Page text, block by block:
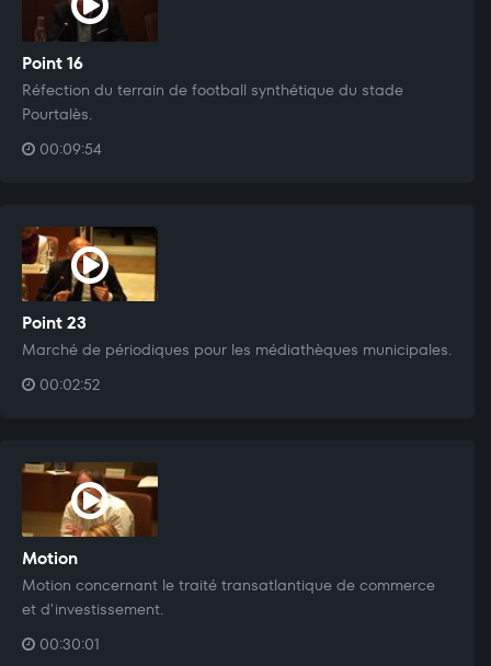
Point 16
Réfection du terrain de football synthétique du stade
Pourtalès.
00:09:54
Point 23
Marché de périodiques pour les médiathèques municipales.
00:02:52
Motion
Motion concernant le traité transatlantique de commerce
et d'investissement.
00:30:01